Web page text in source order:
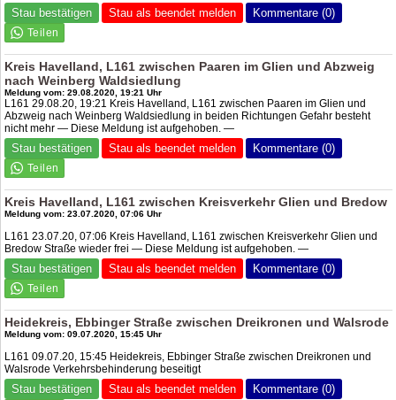
Stau bestätigen Stau als beendet melden Kommentare (0)
Kreis Havelland, L161 zwischen Paaren im Glien und Abzweig
nach Weinberg Waldsiedlung
Meldung vom: 29.08.2020, 19:21 Uhr
L161 29.08.20, 19:21 Kreis Havelland, L161 zwischen Paaren im Glien und
Abzweig nach Weinberg Waldsiedlung in beiden Richtungen Gefahr besteht
nicht mehr — Diese Meldung ist aufgehoben. —
Stau bestätigen Stau als beendet melden Kommentare (0)
Kreis Havelland, L161 zwischen Kreisverkehr Glien und Bredow
Meldung vom: 23.07.2020, 07:06 Uhr
L161 23.07.20, 07:06 Kreis Havelland, L161 zwischen Kreisverkehr Glien und
Bredow Straße wieder frei — Diese Meldung ist aufgehoben. —
Stau bestätigen Stau als beendet melden Kommentare (0)
Heidekreis, Ebbinger Straße zwischen Dreikronen und Walsrode
Meldung vom: 09.07.2020, 15:45 Uhr
L161 09.07.20, 15:45 Heidekreis, Ebbinger Straße zwischen Dreikronen und
Walsrode Verkehrsbehinderung beseitigt
Stau bestätigen Stau als beendet melden Kommentare (0)